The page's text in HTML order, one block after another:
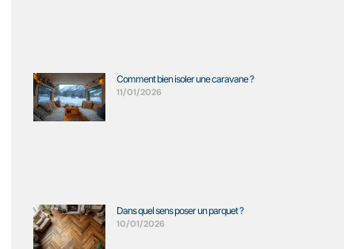
Comment bien isoler une caravane ?
11/01/2026
Dans quel sens poser un parquet ?
10/01/2026